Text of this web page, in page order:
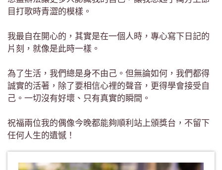
目打歌時青澀的模樣。
我最自在開心的，其實是在一個人時，專心寫下日記的
片刻，就像是此時一樣。
為了生活，我們總是身不由己。但無論如何，我們都得
誠實的活著，除了要相信心裡的聲音，更得學會接受自
己。一切沒有好壞、只有真實的瞬間。
祝福兩位我的偶像今晚都能夠順利站上頒獎台，不留下
任何人生的遺憾！